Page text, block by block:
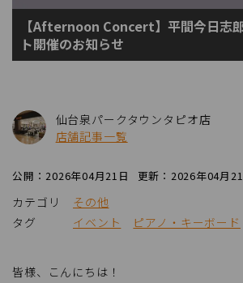
【Afternoon Concert】平間今日志
ト開催のお知らせ
仙台泉パークタウンタピオ店
店舗記事一覧
公開：2026年04月21日 更新：2026年04月
カテゴリ
その他
タグ
イベント ピアノ・キーボード
皆様、こんにちは！